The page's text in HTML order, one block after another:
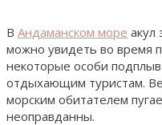
В Андаманском море акул
можно увидеть во время
некоторые особи
отдыхающим туристам.
морским обитателем
неоправданны.